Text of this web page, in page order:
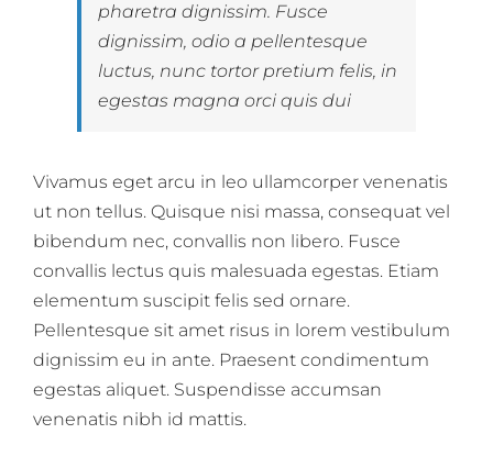
pharetra dignissim. Fusce
dignissim, odio a pellentesque
luctus, nunc tortor pretium felis, in
egestas magna orci quis dui
Vivamus eget arcu in leo ullamcorper venenatis
ut non tellus. Quisque nisi massa, consequat vel
bibendum nec, convallis non libero. Fusce
convallis lectus quis malesuada egestas. Etiam
elementum suscipit felis sed ornare.
Pellentesque sit amet risus in lorem vestibulum
dignissim eu in ante. Praesent condimentum
egestas aliquet. Suspendisse accumsan
venenatis nibh id mattis.